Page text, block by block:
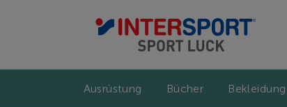
Ausrüstung Bücher Bekleidung